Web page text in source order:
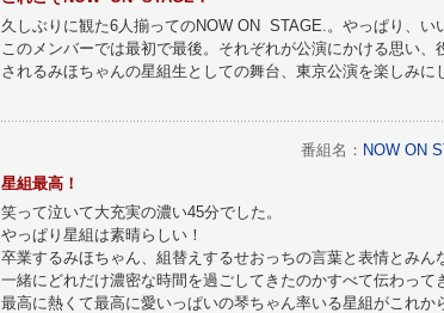
久しぶりに観た6人揃ってのNOW ON STAGE.。やっぱり、い
このメンバーでは最初で最後。それぞれが公演にかける思い
されるみほちゃんの星組生としての舞台、東京公演を楽しみに
番組名： NOW ON
星組最高！
笑って泣いて大充実の濃い45分でした。
やっぱり星組は素晴らしい！
卒業するみほちゃん、組替えするせおっちの言葉と表情とみん
一緒にどれだけ濃密な時間を過ごしてきたのかすべて伝わって
最高に熱くて最高に愛いっぱいの琴ちゃん率いる星組がこれか